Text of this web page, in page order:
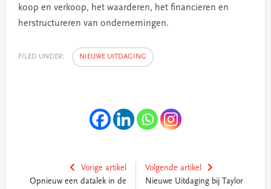
koop en verkoop, het waarderen, het financieren en
herstructureren van ondernemingen.
FILED UNDER: NIEUWE UITDAGING
Vorige artikel
Opnieuw een datalek in de
Volgende artikel
Nieuwe Uitdaging bij Taylor